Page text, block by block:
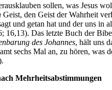
sollen, was Jesus
Geist, den Geist der Wahrheit
und getan hat und der uns in
16,13). Das letzte Buch der
des Johannes, hält uns
sechs Mal an, zu hören, was
Mehrheitsabstimmungen